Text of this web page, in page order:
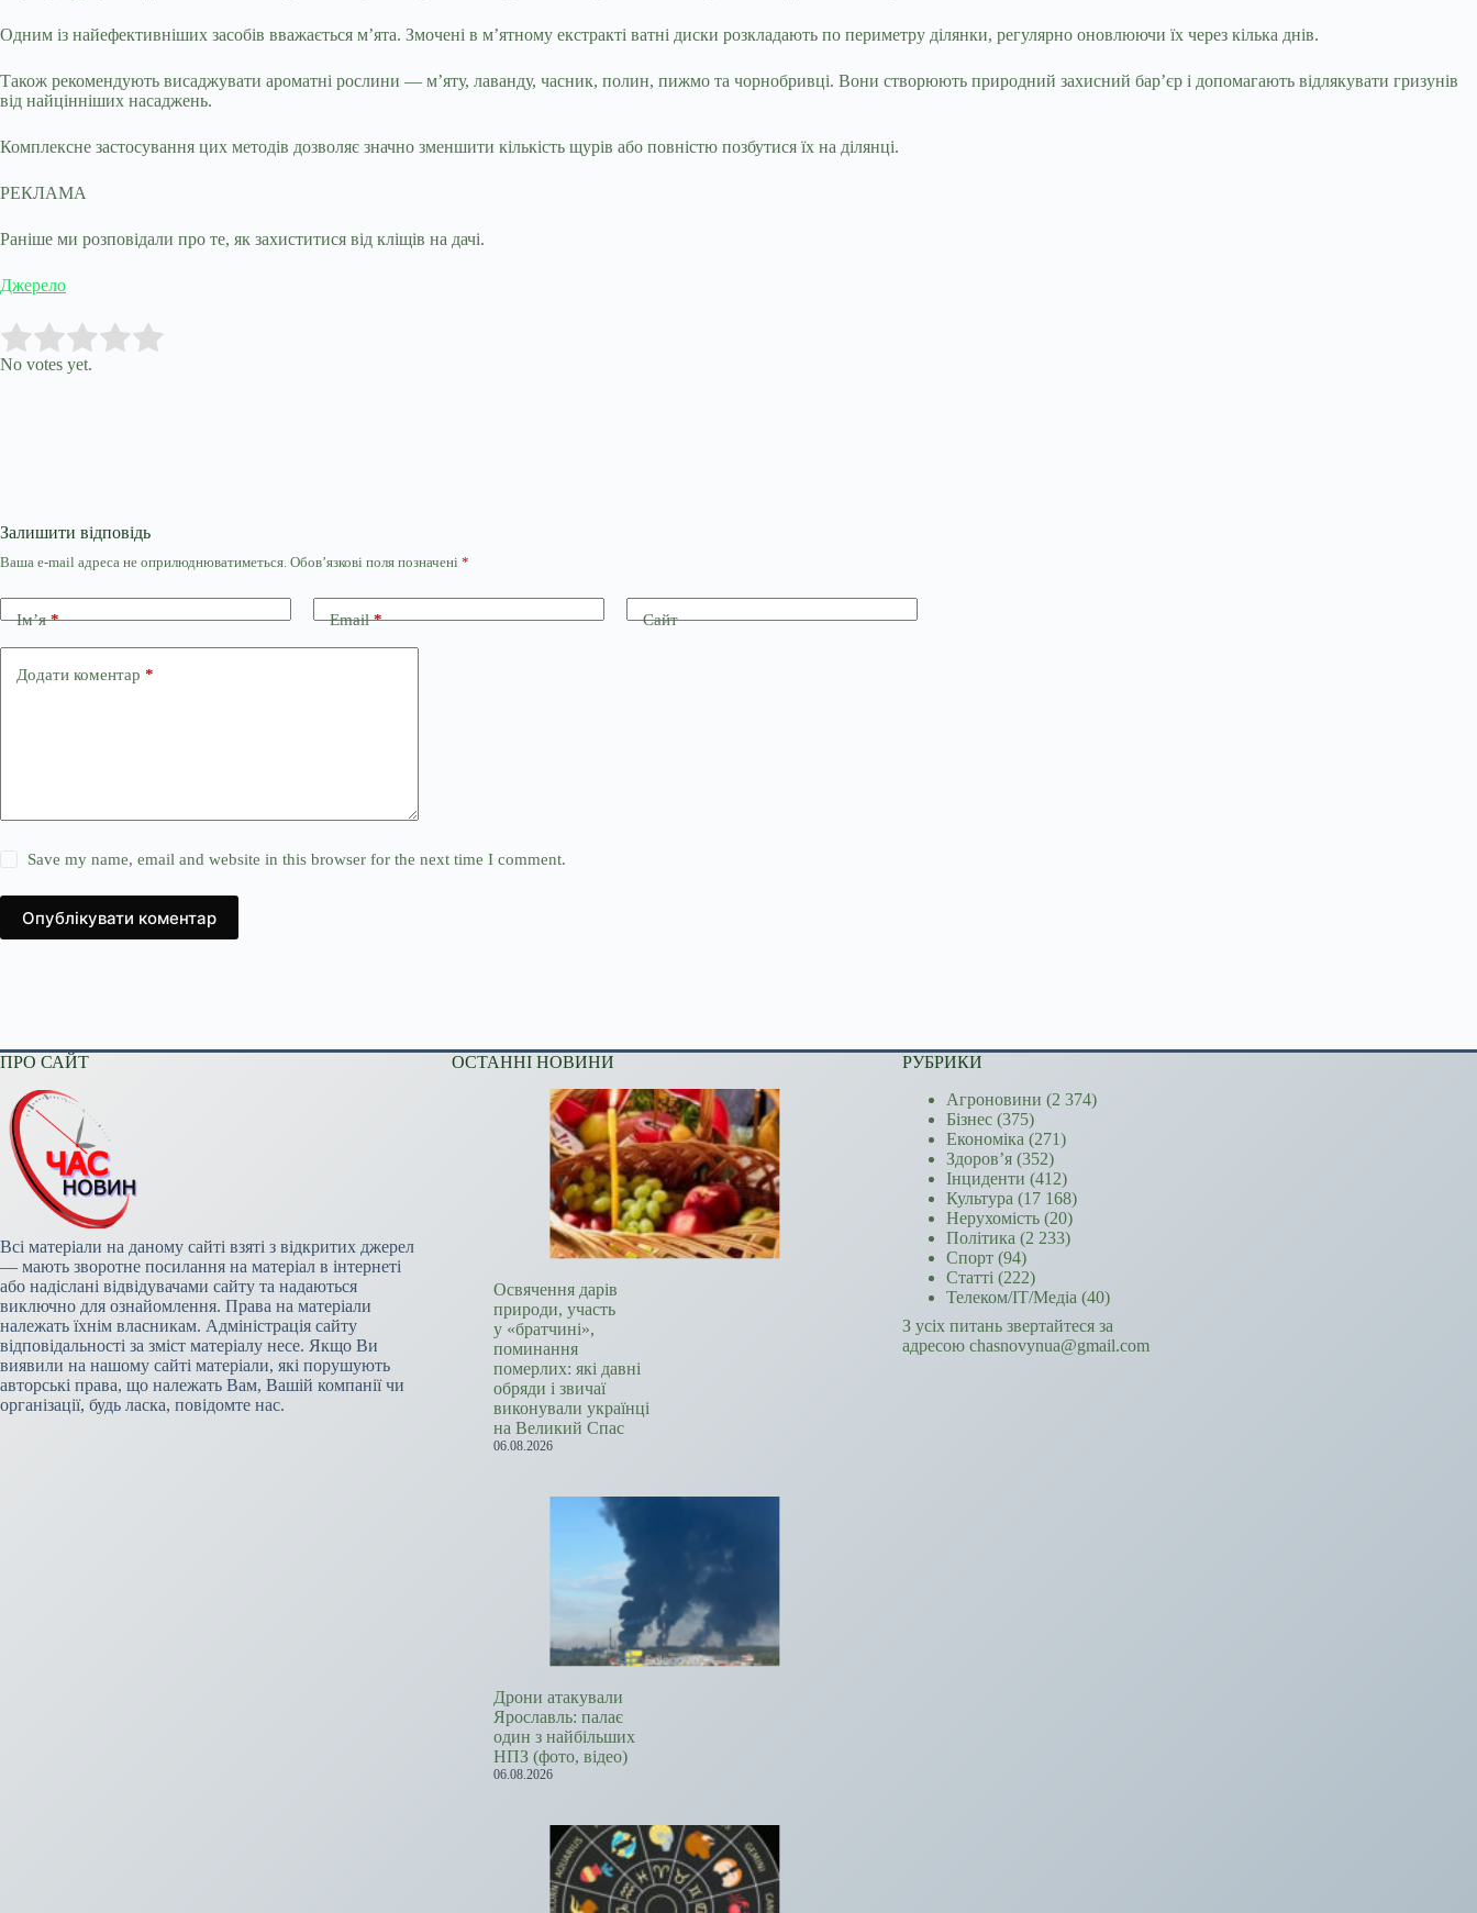
Одним із найефективніших засобів вважається м’ята. Змочені в м’ятному екстракті ватні диски розкладають по периметру ділянки, регулярно оновлюючи їх через кілька днів.
Також рекомендують висаджувати ароматні рослини — м’яту, лаванду, часник, полин, пижмо та чорнобривці. Вони створюють природний захисний бар’єр і допомагають відлякувати гризунів
від найцінніших насаджень.
Комплексне застосування цих методів дозволяє значно зменшити кількість щурів або повністю позбутися їх на ділянці.
РЕКЛАМА
Раніше ми розповідали про те, як захиститися від кліщів на дачі.
Джерело
Rate this item:
No votes yet.
Залишити відповідь
Ваша e-mail адреса не оприлюднюватиметься. Обов’язкові поля позначені *
Ім’я* Email* Сайт
Додати коментар *
Save my name, email and website in this browser for the next time I comment.
Опублікувати коментар
ПРО САЙТ
Всі матеріали на даному сайті взяті з відкритих джерел
— мають зворотне посилання на матеріал в інтернеті
або надіслані відвідувачами сайту та надаються
виключно для ознайомлення. Права на матеріали
належать їхнім власникам. Адміністрація сайту
відповідальності за зміст матеріалу несе. Якщо Ви
виявили на нашому сайті матеріали, які порушують
авторські права, що належать Вам, Вашій компанії чи
організації, будь ласка, повідомте нас.
ОСТАННІ НОВИНИ
Освячення дарів
природи, участь
у «братчині»,
поминання
померлих: які давні
обряди і звичаї
виконували українці
на Великий Спас
06.08.2026
Дрони атакували
Ярославль: палає
один з найбільших
НПЗ (фото, відео)
06.08.2026
РУБРИКИ
Агроновини (2 374)
Бізнес (375)
Економіка (271)
Здоров’я (352)
Інциденти (412)
Культура (17 168)
Нерухомість (20)
Політика (2 233)
Спорт (94)
Статті (222)
Телеком/ІТ/Медіа (40)
З усіх питань звертайтеся за
адресою chasnovynua@gmail.com